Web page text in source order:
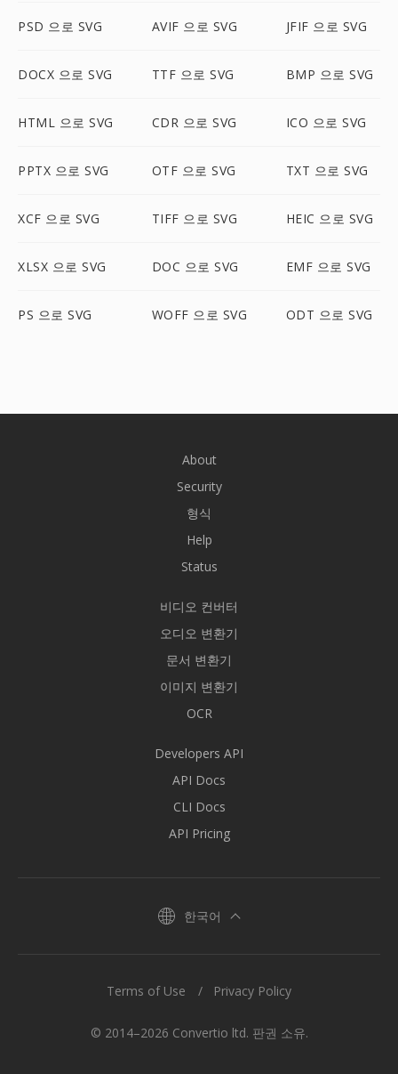
PSD 으로 SVG AVIF 으로 SVG JFIF 으로 SVG
DOCX 으로 SVG TTF 으로 SVG BMP 으로 SVG
HTML 으로 SVG CDR 으로 SVG ICO 으로 SVG
PPTX 으로 SVG OTF 으로 SVG TXT 으로 SVG
XCF 으로 SVG TIFF 으로 SVG HEIC 으로 SVG
XLSX 으로 SVG DOC 으로 SVG EMF 으로 SVG
PS 으로 SVG WOFF 으로 SVG ODT 으로 SVG
About
Security
형식
Help
Status
비디오 컨버터
오디오 변환기
문서 변환기
이미지 변환기
OCR
Developers API
API Docs
CLI Docs
API Pricing
한국어
© 2014–2026 Convertio ltd. 판권 소유.
Terms of Use Privacy Policy